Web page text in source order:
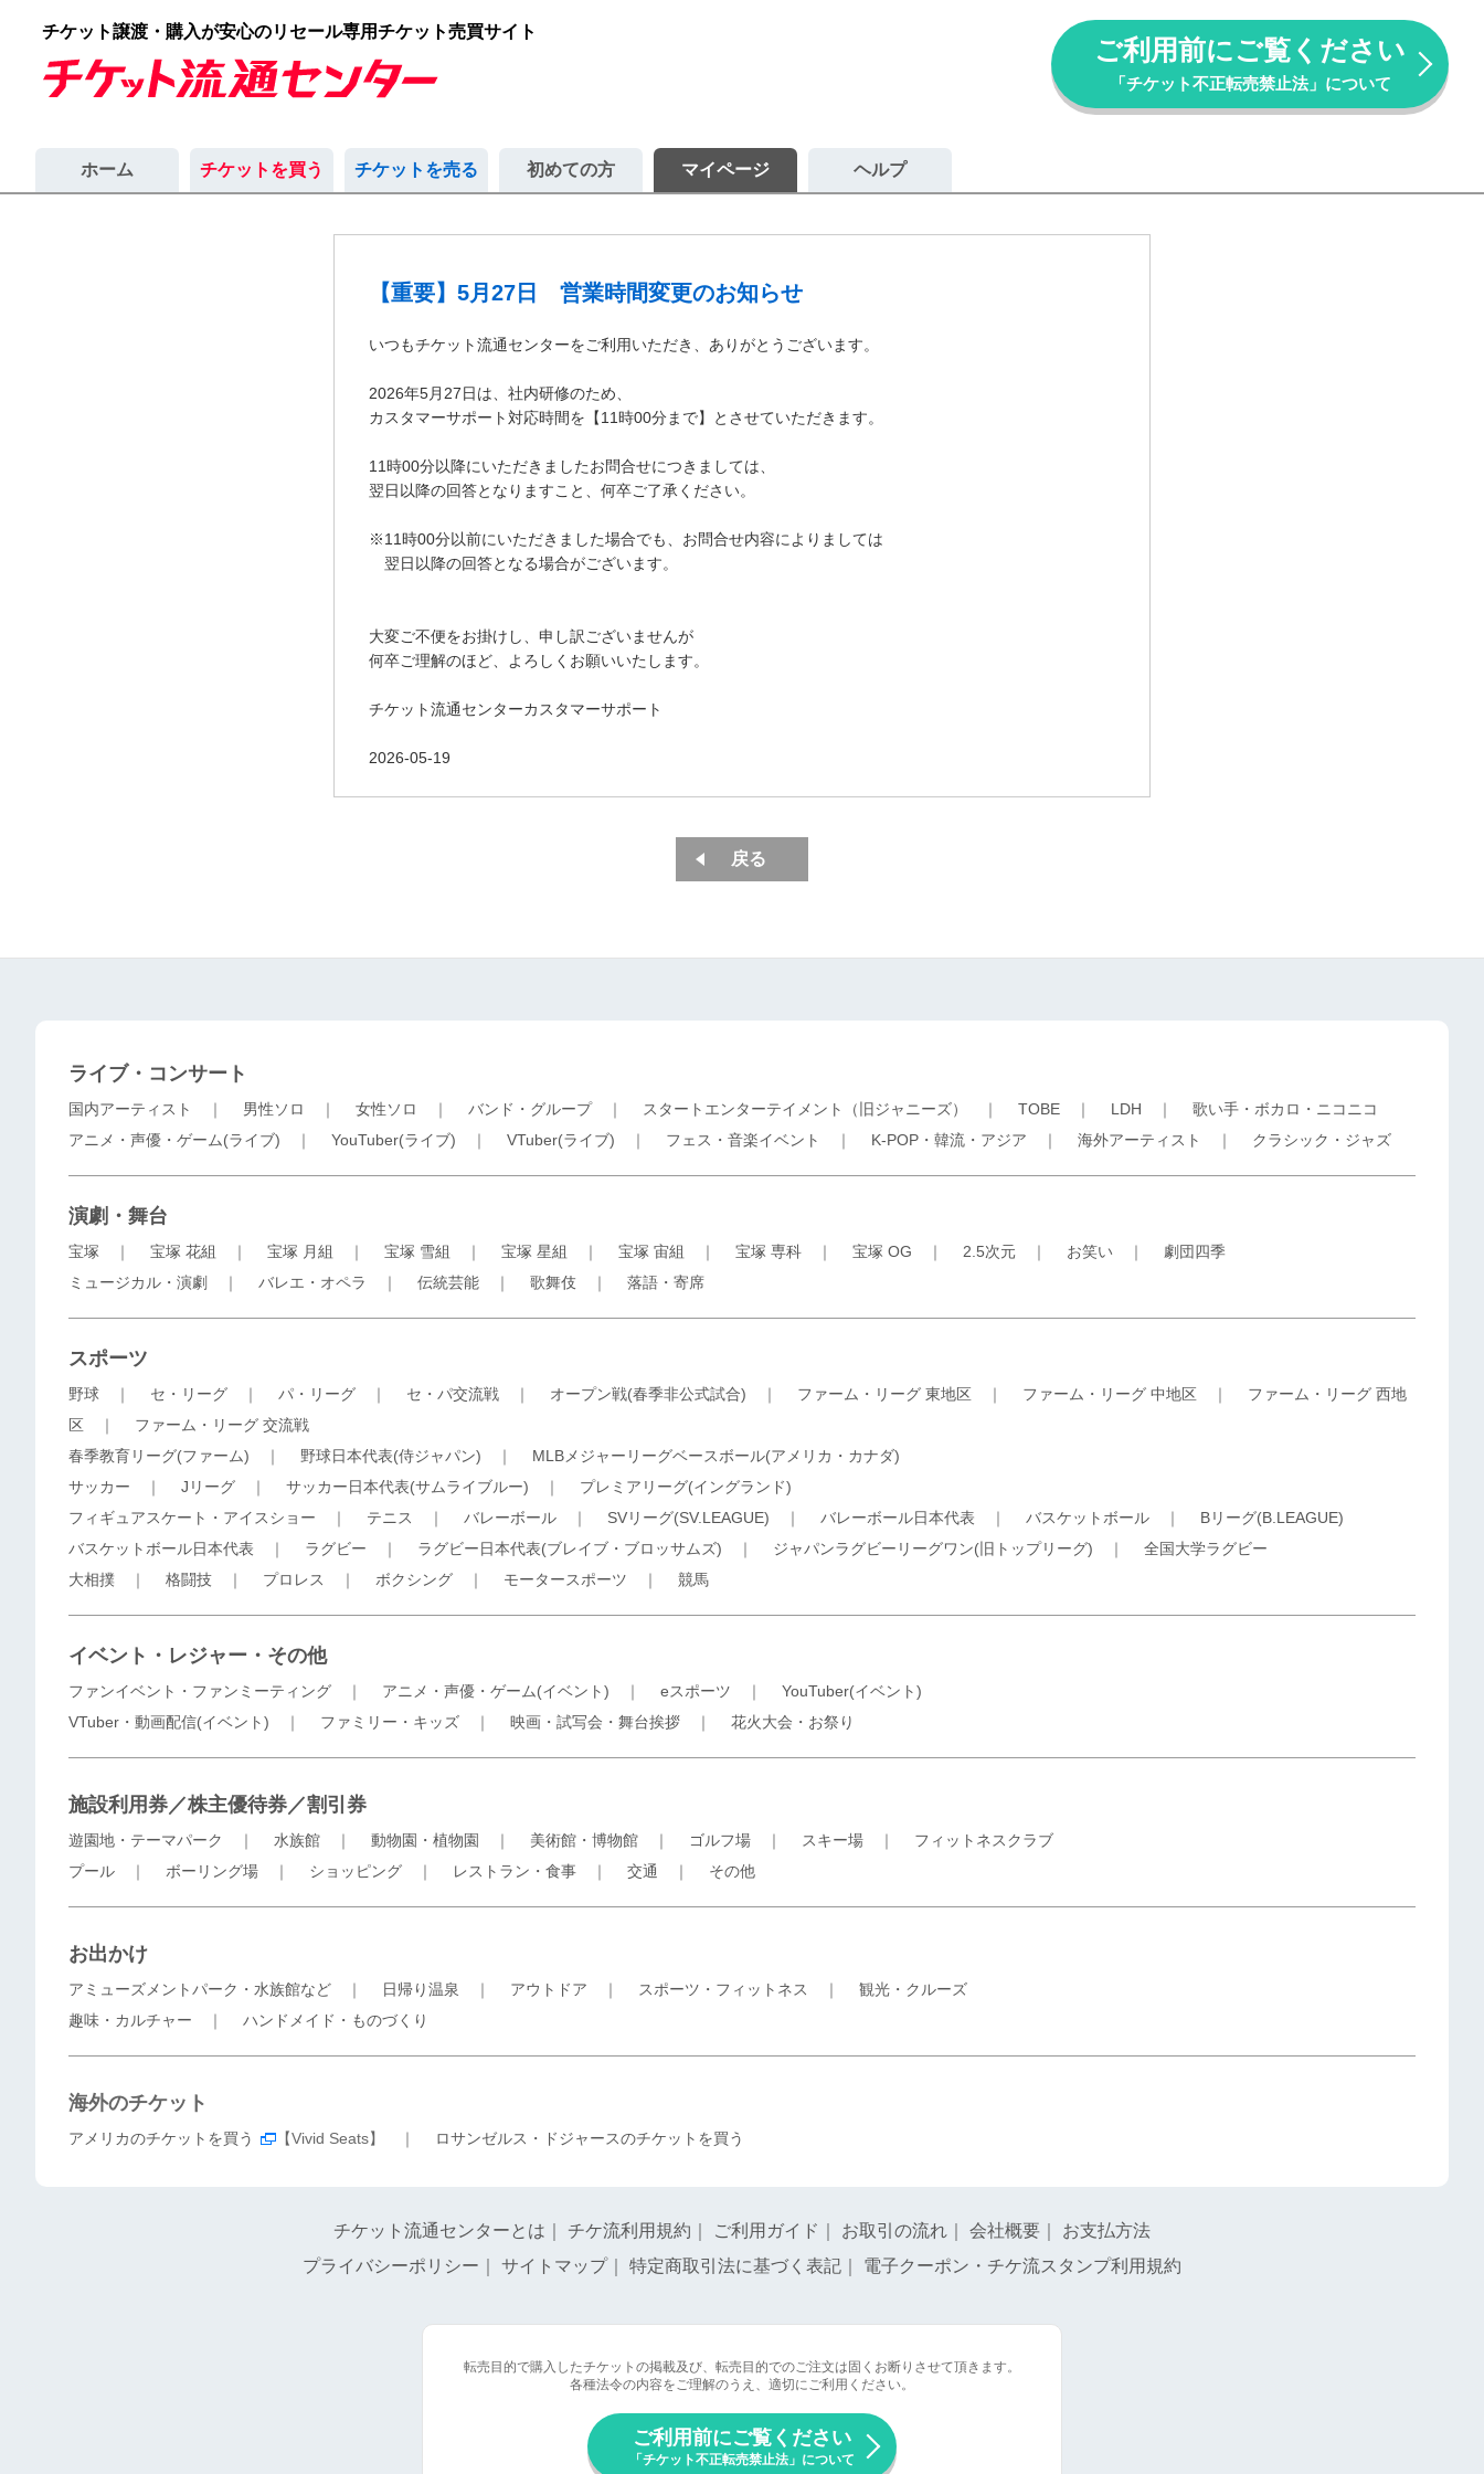
チケット譲渡・購入が安心のリセール専用チケット売買サイト
ご利用前にご覧ください
「チケット不正転売禁止法」について
ホーム チケットを買う チケットを売る 初めての方 マイページ ヘルプ
【重要】5月27日 営業時間変更のお知らせ
いつもチケット流通センターをご利用いただき、ありがとうございます。
2026年5月27日は、社内研修のため、
カスタマーサポート対応時間を【11時00分まで】とさせていただきます。
11時00分以降にいただきましたお問合せにつきましては、
翌日以降の回答となりますこと、何卒ご了承ください。
※11時00分以前にいただきました場合でも、お問合せ内容によりましては
翌日以降の回答となる場合がございます。
大変ご不便をお掛けし、申し訳ございませんが
何卒ご理解のほど、よろしくお願いいたします。
チケット流通センターカスタマーサポート
2026-05-19
戻る
ライブ・コンサート
国内アーティスト ｜ 男性ソロ ｜ 女性ソロ ｜ バンド・グループ｜ スタートエンターテイメント（旧ジャニーズ） ｜ TOBE ｜ LDH ｜ 歌い手・ボカロ・ニコニコ
アニメ・声優・ゲーム(ライブ) ｜ YouTuber(ライブ) ｜ VTuber(ライブ) ｜ フェス・音楽イベント ｜ K-POP・韓流・アジア ｜ 海外アーティスト ｜ クラシック・ジャズ
演劇・舞台
宝塚 ｜ 宝塚 花組 ｜ 宝塚 月組 ｜ 宝塚 雪組 ｜ 宝塚 星組 ｜ 宝塚 宙組 ｜ 宝塚 専科 ｜ 宝塚 OG ｜ 2.5次元 ｜ お笑い ｜ 劇団四季
ミュージカル・演劇
｜ バレエ・オペラ ｜ 伝統芸能 ｜ 歌舞伎 ｜ 落語・寄席
スポーツ
野球 ｜ セ・リーグ ｜ パ・リーグ ｜ セ・パ交流戦 ｜ オープン戦(春季非公式試合) ｜ ファーム・リーグ 東地区 ｜ ファーム・リーグ 中地区 ｜ ファーム・リーグ 西地
区 ｜ ファーム・リーグ 交流戦
春季教育リーグ(ファーム) ｜ 野球日本代表(侍ジャパン) ｜ MLBメジャーリーグベースボール(アメリカ・カナダ)
サッカー ｜ Jリーグ ｜ サッカー日本代表(サムライブルー) ｜ プレミアリーグ(イングランド)
フィギュアスケート・アイスショー ｜ テニス ｜ バレーボール ｜ SVリーグ(SV.LEAGUE) ｜ バレーボール日本代表 ｜ バスケットボール ｜ Bリーグ(B.LEAGUE)
バスケットボール日本代表 ｜ ラグビー ｜ ラグビー日本代表(ブレイブ・ブロッサムズ) ｜ ジャパンラグビーリーグワン(旧トップリーグ) ｜ 全国大学ラグビー
大相撲 ｜ 格闘技 ｜ プロレス ｜ ボクシング ｜ モータースポーツ ｜ 競馬
イベント・レジャー・その他
ファンイベント・ファンミーティング ｜ アニメ・声優・ゲーム(イベント) ｜ eスポーツ ｜ YouTuber(イベント)
VTuber・動画配信(イベント) ｜ ファミリー・キッズ ｜ 映画・試写会・舞台挨拶 ｜ 花火大会・お祭り
施設利用券／株主優待券／割引券
遊園地・テーマパーク ｜ 水族館 ｜ 動物園・植物園 ｜ 美術館・博物館 ｜ ゴルフ場 ｜ スキー場 ｜ フィットネスクラブ
プール ｜ ボーリング場 ｜ ショッピング ｜ レストラン・食事 ｜ 交通 ｜ その他
お出かけ
アミューズメントパーク・水族館など ｜ 日帰り温泉 ｜ アウトドア ｜ スポーツ・フィットネス ｜ 観光・クルーズ
趣味・カルチャー ｜ ハンドメイド・ものづくり
海外のチケット
アメリカのチケットを買う 【Vivid Seats】 ｜ ロサンゼルス・ドジャースのチケットを買う
チケット流通センターとは チケ流利用規約 ご利用ガイド お取引の流れ 会社概要
お支払方法
プライバシーポリシー
サイトマップ｜ 特定商取引法に基づく表記 電子クーポン・チケ流スタンプ利用規約
転売目的で購入したチケットの掲載及び、転売目的でのご注文は固くお断りさせて頂きます。
各種法令の内容をご理解のうえ、適切にご利用ください。
ご利用前にご覧ください
「チケット不正転売禁止法」について